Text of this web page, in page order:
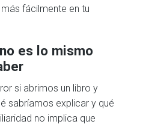
fácilmente en tu
es lo mismo
si abrimos un libro y
sabríamos explicar y qué
no implica que